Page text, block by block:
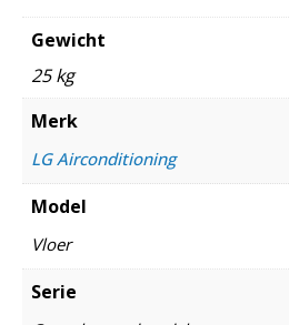
Gewicht
25 kg
Merk
LG Airconditioning
Model
Vloer
Serie